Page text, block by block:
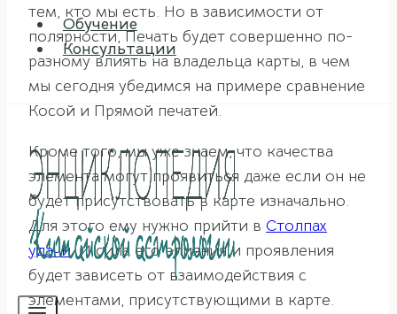
Обучение
Консультации
тем, кто мы есть. Но в зависимости от
полярности, Печать будет совершенно по-
разному влиять на владельца карты, в чем
мы сегодня убедимся на примере сравнение
Косой и Прямой печатей.
Кроме того, мы уже знаем, что качества
элемента могут проявиться даже если он не
будет присутствовать в карте изначально.
Для этого ему нужно прийти в Столпах
удачи. И сила его влияния и проявления
будет зависеть от взаимодействия с
элементами, присутствующими в карте.